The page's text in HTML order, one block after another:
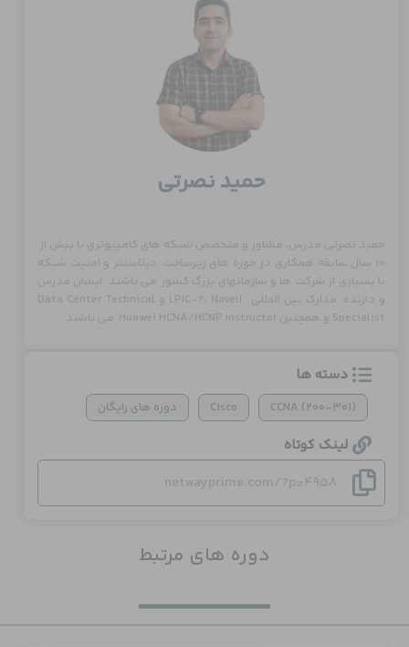
حمید نصرتی
حمید نصرتی مدرس، مشاور و متخصص شبکه های کامپیوتری با بیش از
10 سال سابقه همکاری در حوزه های زیرساخت، دیتاسنتر و امنیت شبکه
با بسیاری از شرکت ها و سازمانهای بزرگ کشور می باشند. ایشان مدرس
و دارنده مدارک بین المللی LPIC-2، Novell و Data Center Technical
Specialist و همچنین Huawei HCNA/HCNP Instructor می باشند.
دسته ها
CCNA (200-301)
Cisco دوره های رایگان
لینک کوتاه
netwayprime.com/?p=4958
دوره های مرتبط